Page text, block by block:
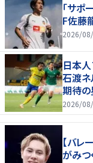
「サポ
F佐藤
2026/
日本人
石渡
期待
2026/
【バレ
がみつ